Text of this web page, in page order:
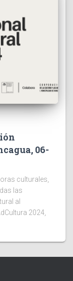
06-
culturales,
las
al
2024,